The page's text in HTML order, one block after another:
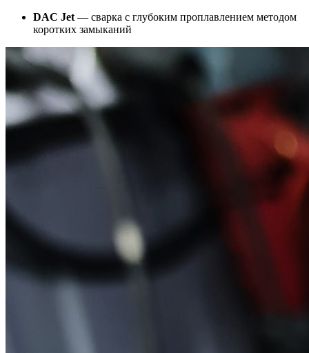
DAC Jet — сварка с глубоким проплавлением методом
коротких замыканий